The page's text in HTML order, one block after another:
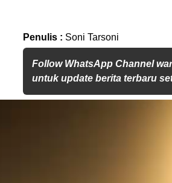
Penulis : Soni Tarsoni
Follow WhatsApp Channel
untuk update berita terbaru